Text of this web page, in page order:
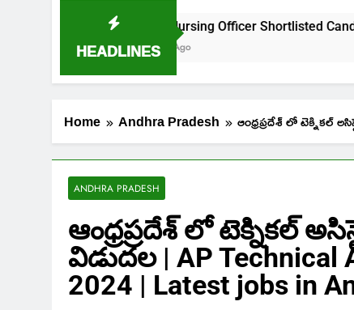
HEADLINES
NIMS Nursing Officer Shortlisted Candidates List for
2 Weeks Ago
Home Andhra Pradesh ఆంధ్రప్రదేశ్ లో
ANDHRA PRADESH
ఆంధ్రప్రదేశ్ లో టెక్నికల్
విడుదల | AP Technical
2024 | Latest jobs in